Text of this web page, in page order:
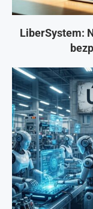
LiberSystem: